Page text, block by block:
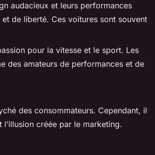
audacieux et leurs performances
de liberté. Ces voitures sont souvent
pour la vitesse et le sport. Les
des amateurs de performances et de
des consommateurs. Cependant, il
créée par le marketing.